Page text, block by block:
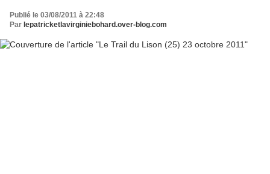
Publié le 03/08/2011 à 22:48
Par lepatricketlavirginiebohard.over-blog.com